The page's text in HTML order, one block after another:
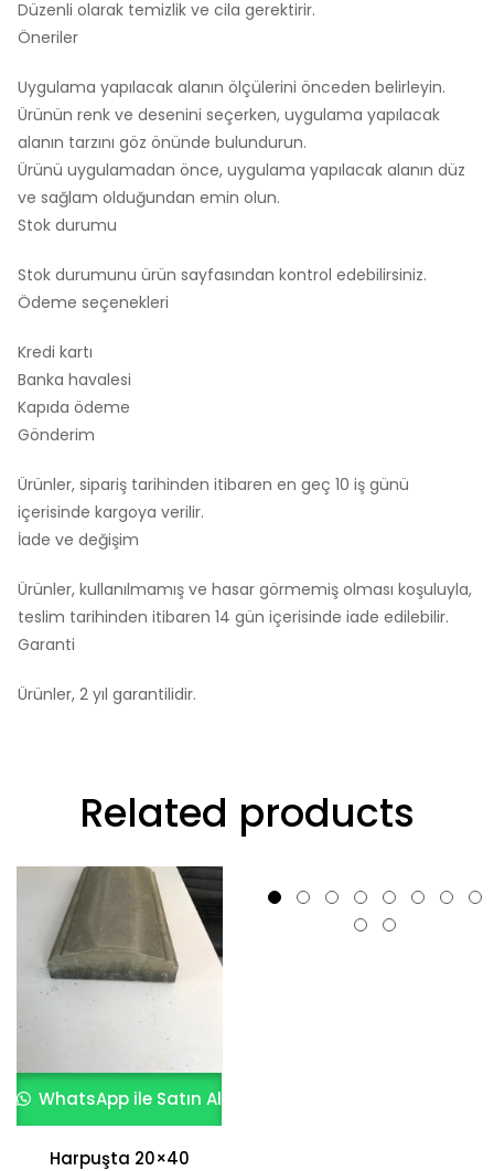
Düzenli olarak temizlik ve cila gerektirir.
Öneriler
Uygulama yapılacak alanın ölçülerini önceden belirleyin.
Ürünün renk ve desenini seçerken, uygulama yapılacak
alanın tarzını göz önünde bulundurun.
Ürünü uygulamadan önce, uygulama yapılacak alanın düz
ve sağlam olduğundan emin olun.
Stok durumu
Stok durumunu ürün sayfasından kontrol edebilirsiniz.
Ödeme seçenekleri
Kredi kartı
Banka havalesi
Kapıda ödeme
Gönderim
Ürünler, sipariş tarihinden itibaren en geç 10 iş günü
içerisinde kargoya verilir.
İade ve değişim
Ürünler, kullanılmamış ve hasar görmemiş olması koşuluyla,
teslim tarihinden itibaren 14 gün içerisinde iade edilebilir.
Garanti
Ürünler, 2 yıl garantilidir.
Related products
WhatsApp ile Satın Al
Harpuşta 20×40